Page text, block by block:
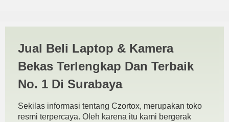
550D Surabaya | JUAL BELI
KAMERA BEKAS | JUAL
BELI LAPTOP BEKAS |
SURABAYA
Jual Beli Laptop & Kamera
Bekas Terlengkap Dan Terbaik
No. 1 Di Surabaya
Sekilas informasi tentang Czortox, merupakan toko
resmi terpercaya. Oleh karena itu kami bergerak